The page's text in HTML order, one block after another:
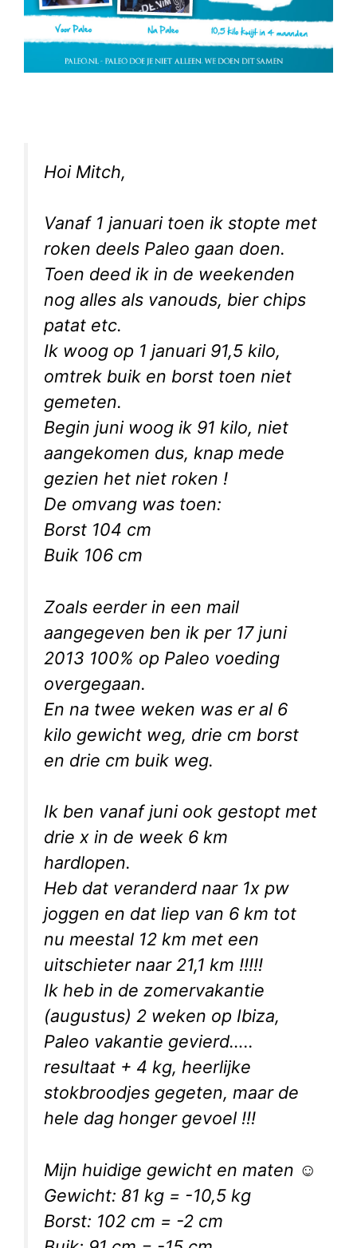
Hoi Mitch,
Vanaf 1 januari toen ik stopte met
roken deels Paleo gaan doen.
Toen deed ik in de weekenden
nog alles als vanouds, bier chips
patat etc.
Ik woog op 1 januari 91,5 kilo,
omtrek buik en borst toen niet
gemeten.
Begin juni woog ik 91 kilo, niet
aangekomen dus, knap mede
gezien het niet roken !
De omvang was toen:
Borst 104 cm
Buik 106 cm
Zoals eerder in een mail
aangegeven ben ik per 17 juni
2013 100% op Paleo voeding
overgegaan.
En na twee weken was er al 6
kilo gewicht weg, drie cm borst
en drie cm buik weg.
Ik ben vanaf juni ook gestopt met
drie x in de week 6 km
hardlopen.
Heb dat veranderd naar 1x pw
joggen en dat liep van 6 km tot
nu meestal 12 km met een
uitschieter naar 21,1 km !!!!!
Ik heb in de zomervakantie
(augustus) 2 weken op Ibiza,
Paleo vakantie gevierd…..
resultaat + 4 kg, heerlijke
stokbroodjes gegeten, maar de
hele dag honger gevoel !!!
Mijn huidige gewicht en maten ☺
Gewicht: 81 kg = -10,5 kg
Borst: 102 cm = -2 cm